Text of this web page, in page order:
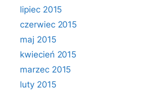
lipiec 2015
czerwiec 2015
maj 2015
kwiecień 2015
marzec 2015
luty 2015